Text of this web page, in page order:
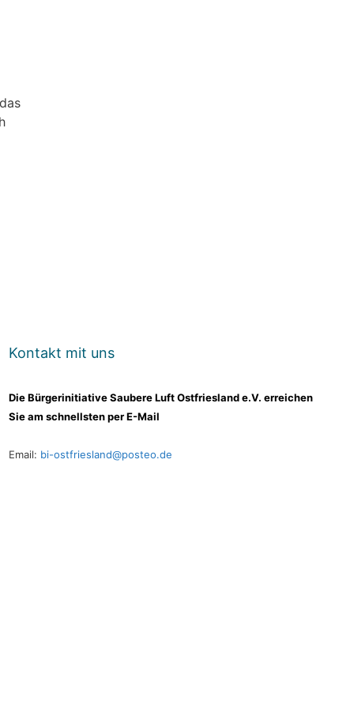
Kontakt mit uns
Die Bürgerinitiative Saubere Luft Ostfriesland e.V. erreichen
Sie am schnellsten per E-Mail
Email: bi-ostfriesland@posteo.de